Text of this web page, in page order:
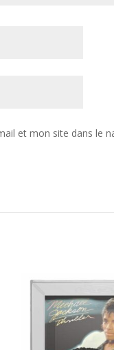
et mon site dans le